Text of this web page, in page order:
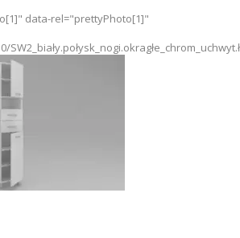
data-rel="prettyPhoto[1]"